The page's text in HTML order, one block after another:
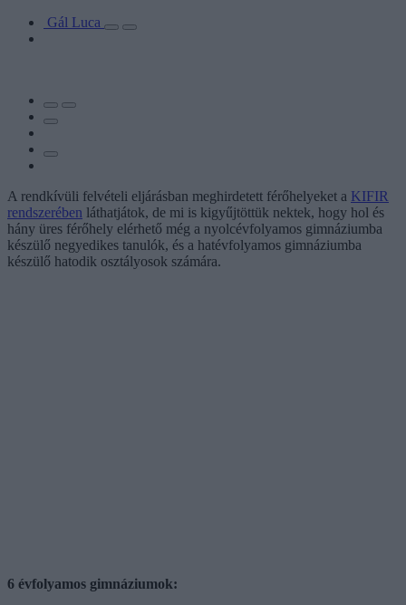
Gál Luca
A rendkívüli felvételi eljárásban meghirdetett férőhelyeket a KIFIR
rendszerében láthatjátok, de mi is kigyűjtöttük nektek, hogy hol és
hány üres férőhely elérhető még a nyolcévfolyamos gimnáziumba
készülő negyedikes tanulók, és a hatévfolyamos gimnáziumba
készülő hatodik osztályosok számára.
6 évfolyamos gimnáziumok: